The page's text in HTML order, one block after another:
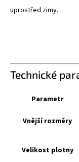
uprostřed zimy.
Technické
Parametr
Vnější rozměry
Velikost plotny